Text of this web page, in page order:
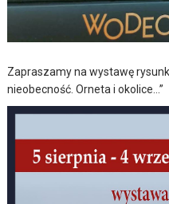
Zapraszamy na wystawę
nieobecność. Orneta i okolice…”